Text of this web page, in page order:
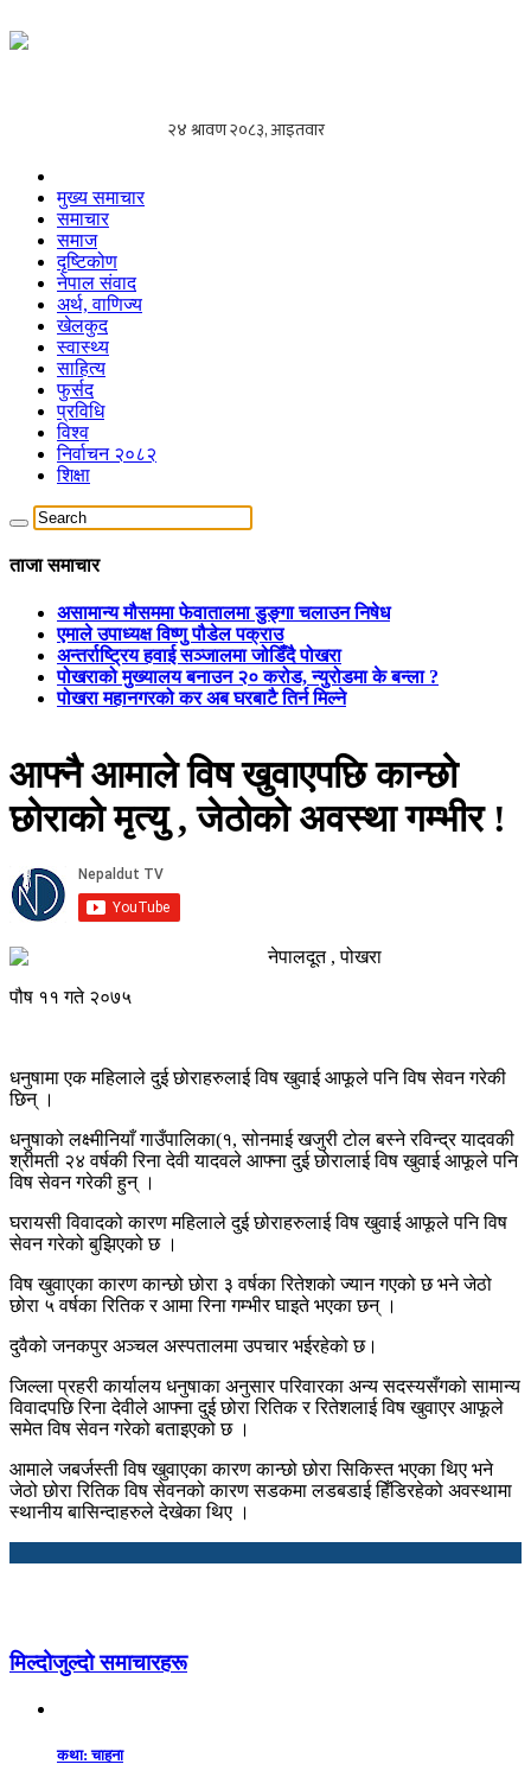
मुख्य समाचार
समाचार
समाज
दृष्टिकोण
नेपाल संवाद
अर्थ, वाणिज्य
खेलकुद
स्वास्थ्य
साहित्य
फुर्सद
प्रविधि
विश्व
निर्वाचन २०८२
शिक्षा
ताजा समाचार
असामान्य मौसममा फेवातालमा डुङ्गा चलाउन निषेध
एमाले उपाध्यक्ष विष्णु पौडेल पक्राउ
अन्तर्राष्ट्रिय हवाई सञ्जालमा जोडिँदै पोखरा
पोखराको मुख्यालय बनाउन २० करोड, न्युरोडमा के बन्ला ?
पोखरा महानगरको कर अब घरबाटै तिर्न मिल्ने
आफ्नै आमाले विष खुवाएपछि कान्छो
छोराको मृत्यु , जेठोको अवस्था गम्भीर !
नेपालदूत , पोखरा
पौष ११ गते २०७५
धनुषामा एक महिलाले दुई छोराहरुलाई विष खुवाई आफूले पनि विष सेवन गरेकी
छिन् ।
धनुषाको लक्ष्मीनियाँ गाउँपालिका(१, सोनमाई खजुरी टोल बस्ने रविन्द्र यादवकी
श्रीमती २४ वर्षकी रिना देवी यादवले आफ्ना दुई छोरालाई विष खुवाई आफूले पनि
विष सेवन गरेकी हुन् ।
घरायसी विवादको कारण महिलाले दुई छोराहरुलाई विष खुवाई आफूले पनि विष
सेवन गरेको बुझिएको छ ।
विष खुवाएका कारण कान्छो छोरा ३ वर्षका रितेशको ज्यान गएको छ भने जेठो
छोरा ५ वर्षका रितिक र आमा रिना गम्भीर घाइते भएका छन् ।
दुवैको जनकपुर अञ्चल अस्पतालमा उपचार भईरहेको छ।
जिल्ला प्रहरी कार्यालय धनुषाका अनुसार परिवारका अन्य सदस्यसँगको सामान्य
विवादपछि रिना देवीले आफ्ना दुई छोरा रितिक र रितेशलाई विष खुवाएर आफूले
समेत विष सेवन गरेको बताइएको छ ।
आमाले जबर्जस्ती विष खुवाएका कारण कान्छो छोरा सिकिस्त भएका थिए भने
जेठो छोरा रितिक विष सेवनको कारण सडकमा लडबडाई हिँडिरहेको अवस्थामा
स्थानीय बासिन्दाहरुले देखेका थिए ।
मिल्दोजुल्दो समाचारहरू
कथा: चाहना